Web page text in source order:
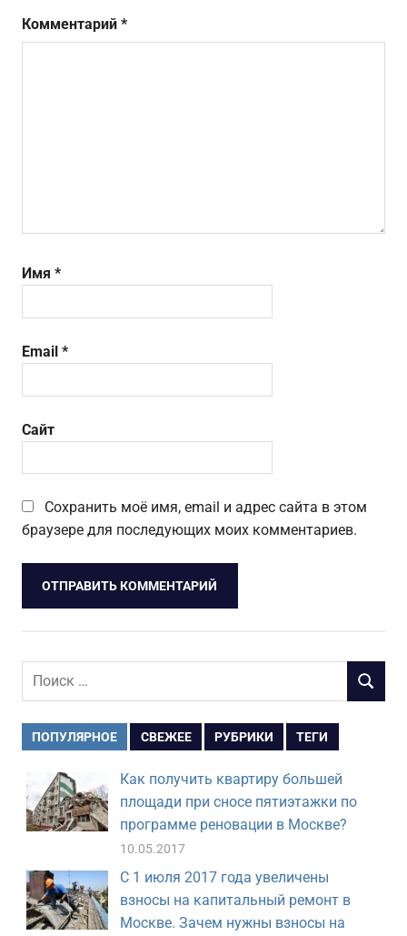
Комментарий *
Имя *
Email *
Сайт
Сохранить моё имя, email и адрес сайта в этом
браузере для последующих моих комментариев.
Поиск
ПОИСК
ПОПУЛЯРНОЕ СВЕЖЕЕ РУБРИКИ ТЕГИ
Как получить квартиру большей
площади при сносе пятиэтажки по
программе реновации в Москве?
10.05.2017
С 1 июля 2017 года увеличены
взносы на капитальный ремонт в
Москве. Зачем нужны взносы на